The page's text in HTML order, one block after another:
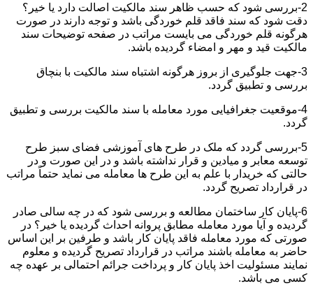
2-بررسی شود که حسب ظاهر سند مالکیت اصالت دارد یا خیر؟
دقت شود که سند فاقد قلم خوردگی باشد و توجه دارند در صورت
هرگونه قلم خوردگی می بایست مراتب در صفحه توضیحات سند
مالکیت قید و مهر و امضاء گردیده باشد.
3-جهت جلوگیری از بروز هرگونه اشتباه سند مالکیت با بنچاق
بررسی و تطبیق گردد.
4-موقعیت جغرافیایی مورد معامله با سند مالکیت بررسی و تطبیق
گردد.
5-بررسی گردد که ملک در طرح های آموزشی فضای سبز طرح
توسعه معابر و میادین و قرار نداشته باشد و در این صورت و در
حالتی که خریدار با علم به این طرح ها معامله می نماید حتماً مراتب
در قرارداد تصریح گردد.
6-پایان کار ساختمان مطالعه و بررسی شود که در چه سالی صادر
گردیده و آیا مورد معامله مطابق پروانه احداث گردیده یا خیر؟ در
صورتی که مورد معامله فاقد پایان کار باشد و طرفین بر این اساس
حاضر به معامله باشند مراتب در قرارداد تصریح گردیده و معلوم
نمایند مسئولیت اخذ پایان کار و پرداخت جرائم احتمالی بر عهده چه
کسی می باشد.